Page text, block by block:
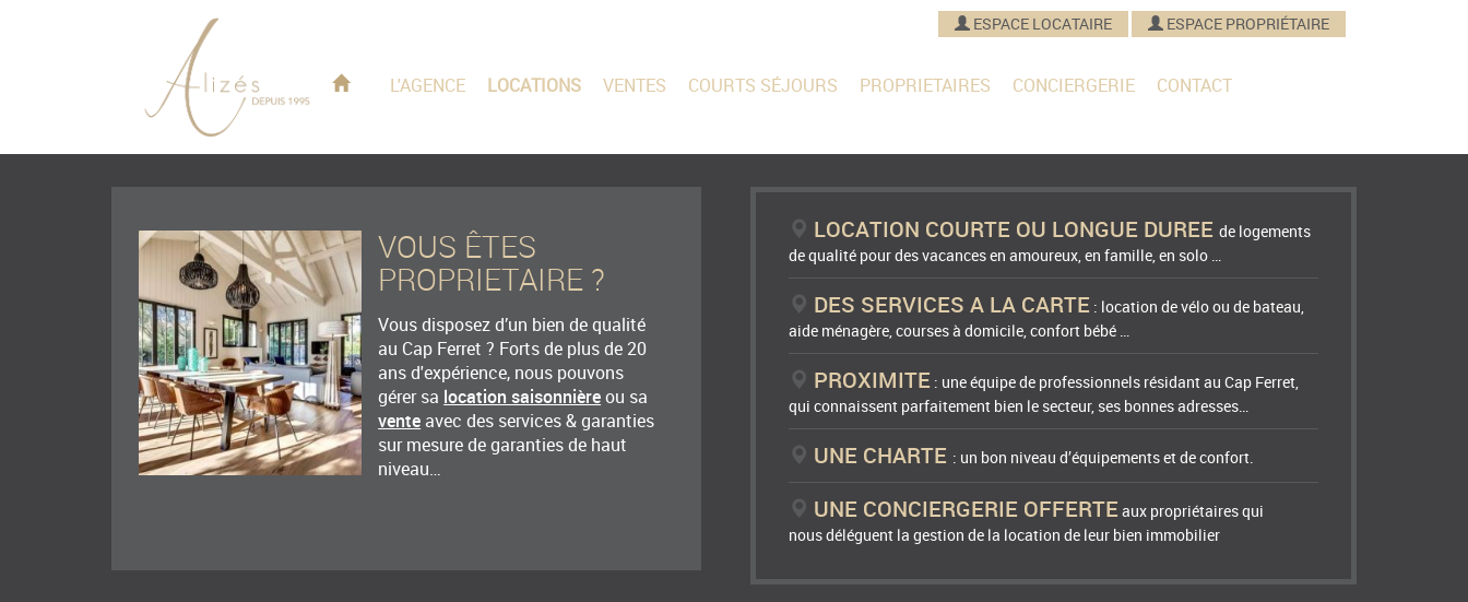
ESPACE LOCATAIRE ESPACE PROPRIÉTAIRE
L'AGENCE LOCATIONS VENTES COURTS SÉJOURS PROPRIETAIRES CONCIERGERIE CONTACT
LOCATION COURTE OU LONGUE DUREE de logements
de qualité pour des vacances en amoureux, en famille, en solo …
DES SERVICES A LA CARTE : location de vélo ou de bateau,
aide ménagère, courses à domicile, confort bébé …
PROXIMITE : une équipe de professionnels résidant au Cap Ferret,
qui connaissent parfaitement bien le secteur, ses bonnes adresses…
UNE CHARTE : un bon niveau d’équipements et de confort.
UNE CONCIERGERIE OFFERTE aux propriétaires qui
nous déléguent la gestion de la location de leur bien immobilier
VOUS ÊTES
PROPRIETAIRE ?
Vous disposez d’un bien de qualité
au Cap Ferret ? Forts de plus de 20
ans d'expérience, nous pouvons
gérer sa location saisonnièreou sa
vente avec des services & garanties
sur mesure de garanties de haut
niveau…